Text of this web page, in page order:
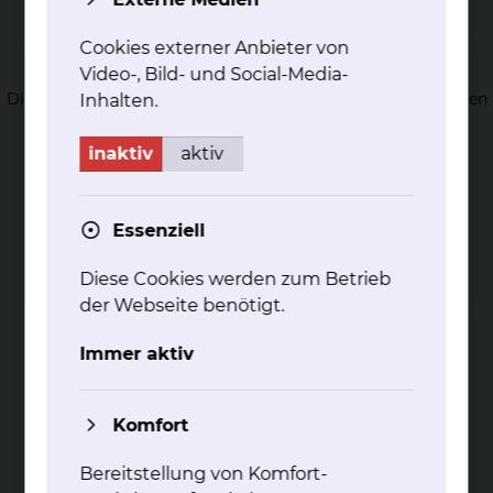
Hä­ma­to­lo­gi­sches La­bor
Das Hämatologische Labor bietet die gesamte spezielle
Diagnostik von hämatologischen Erkrankungen an. Es werden
und On­ko­lo­gie
Wir beraten Sie gerne zu allen Fragen rund um die
palliativmedizinische Betreuung
Cookies externer Anbieter von
Video-, Bild- und Social-Media-
Inhalten.
inaktiv aktiv
Essenziell
Diese Cookies werden zum Betrieb
der Webseite benötigt.
Immer aktiv
Komfort
Bereitstellung von Komfort-